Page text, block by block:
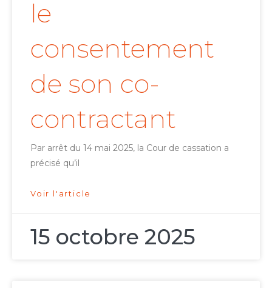
le
consentement
de son co-
contractant
Par arrêt du 14 mai 2025, la Cour de cassation a
précisé qu’il
Voir l'article
15 octobre 2025